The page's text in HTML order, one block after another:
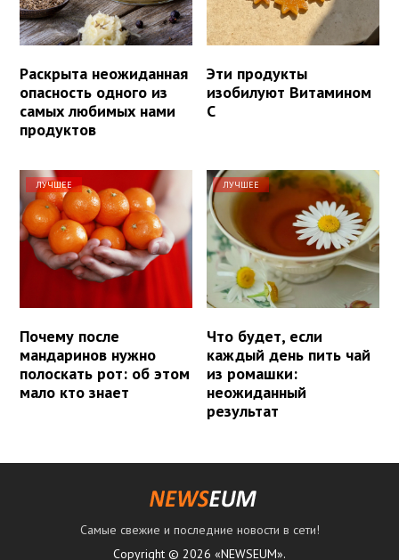
Раскрыта неожиданная
опасность одного из
самых любимых нами
продуктов
Эти продукты
изобилуют Витамином
С
ЛУЧШЕЕ
Почему после
мандаринов нужно
полоскать рот: об этом
мало кто знает
ЛУЧШЕЕ
Что будет, если
каждый день пить чай
из ромашки:
неожиданный
результат
Самые свежие и последние новости в сети!
Copyright © 2026 «NEWSEUM».